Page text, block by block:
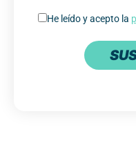
He leído y acepto la